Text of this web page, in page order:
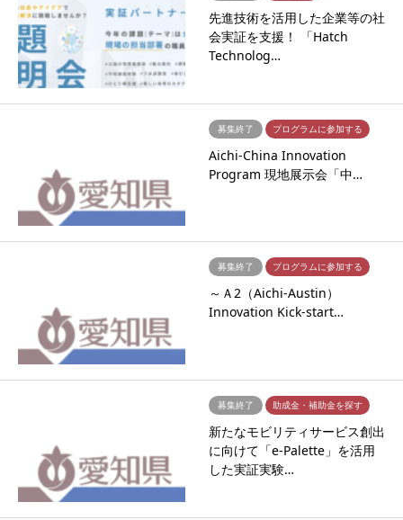
先進技術を活用した企業等の社
会実証を支援！ 「Hatch
Technolog…
募集終了 プログラムに参加する
Aichi-China Innovation
Program 現地展示会「中…
募集終了 プログラムに参加する
～Ａ2（Aichi-Austin）
Innovation Kick-start…
募集終了 助成金・補助金を探す
新たなモビリティサービス創出
に向けて「e-Palette」を活用
した実証実験…